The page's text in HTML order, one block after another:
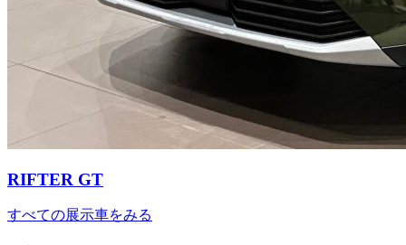
RIFTER GT
すべての展示車をみる